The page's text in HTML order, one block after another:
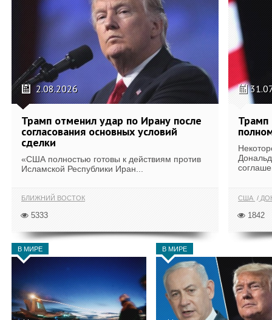
2.08.2026
Трамп отменил удар по Ирану после
согласования основных условий
сделки
«США полностью готовы к действиям против
Исламской Республики Иран...
БЛИЖНИЙ ВОСТОК
5333
Трамп
США
1842
В МИРЕ В МИРЕ